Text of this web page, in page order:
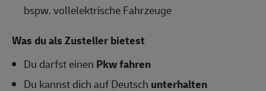
bspw. vollelektrische Fahrzeuge
Was du als Zusteller bietest
Du darfst einen Pkw fahren
Du kannst dich auf Deutsch unterhalten